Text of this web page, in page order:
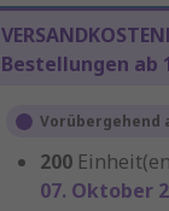
Bestellungen ab
Vorübergehend
200
07. Oktober